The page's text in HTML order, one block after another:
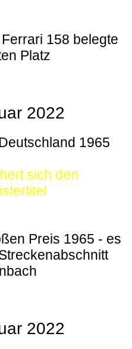
158 belegte
Platz
2022
1965
sich den
Preis 1965 - es
2022